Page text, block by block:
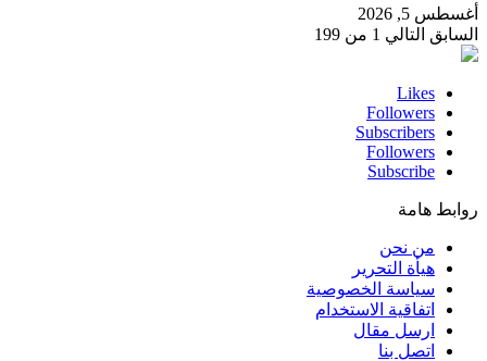
أغسطس 5, 2026
السابق التالي 1 من 199
Likes
Followers
Subscribers
Followers
Subscribe
روابط هامة
من نحن
هيأة التحرير
سياسة الخصوصية
اتفاقية الاستخدام
ارسل مقال
اتصل بنا